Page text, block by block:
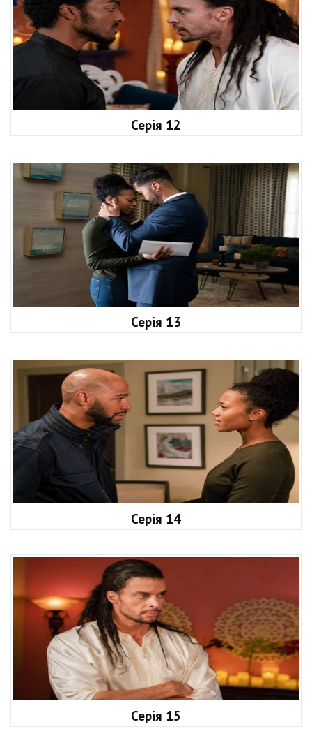
Серія 12
Серія 13
Серія 14
Серія 15